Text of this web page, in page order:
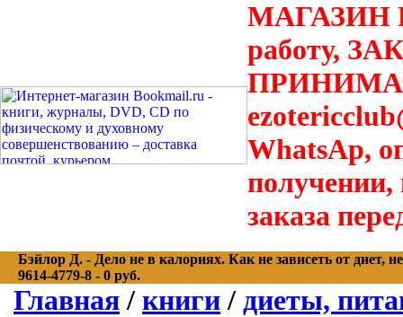
МАГАЗИН
работу,
WhatsAp,
получении,
заказа
Бэйлор Д. - Дело не в калориях. Как не зависеть от диет,
9614-4779-8 - 0 руб.
Главная / книги / диеты,